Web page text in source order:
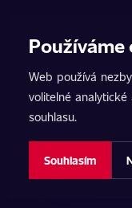
Obsah
Informace jsou
nabídku. Údaje
Používáme
Web používá
volitelné
souhlasu.
Souhlasím